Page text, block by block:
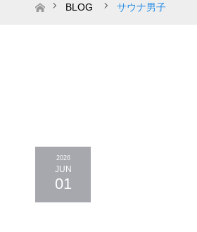
ホームBLOG サウナ男子
2026
JUN
01